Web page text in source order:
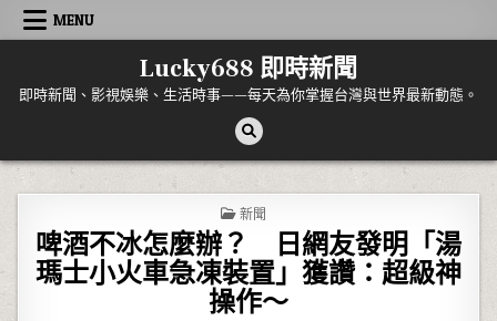
Skip to content
MENU
Lucky688 即時新聞
即時新聞、影視娛樂、生活時事——每天為你掌握台灣與世界最新動態。
POSTED IN
新聞
啤酒不冰怎麼辦？ 日網友發明「湯
瑪士小火車急凍裝置」獲讚：超級神
操作～